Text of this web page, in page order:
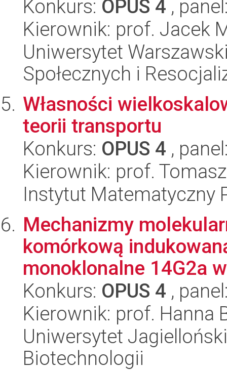
Konkurs: OPUS 4 ,
Kierownik: prof. Jacek
Uniwersytet
Społecznych i
Własności
teorii transportu
Konkurs: OPUS 4 ,
Kierownik: prof.
Instytut Matematyczny
Mechanizmy
komórkową
monoklonalne 14G2a
Konkurs: OPUS 4 ,
Kierownik: prof. Hanna
Uniwersytet
Biotechnologii